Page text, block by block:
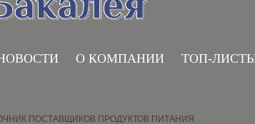
О КОМПАНИИ ТОП-
ПОСТАВЩИКОВ ПРОДУКТОВ ПИТАНИЯ